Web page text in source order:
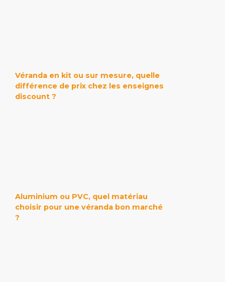
Véranda en kit ou sur mesure, quelle
différence de prix chez les enseignes
discount ?
Aluminium ou PVC, quel matériau
choisir pour une véranda bon marché
?